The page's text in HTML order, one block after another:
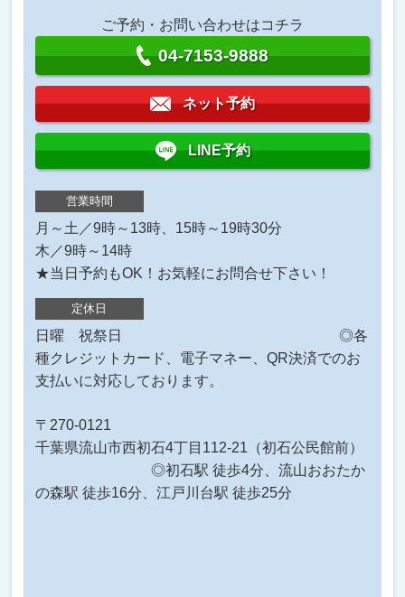
ご予約・お問い合わせはコチラ
04-7153-9888
ネット予約
LINE予約
営業時間
月～土／9時～13時、15時～19時30分
木／9時～14時
★当日予約もOK！お気軽にお問合せ下さい！
定休日
日曜 祝祭日 ◎各
種クレジットカード、電子マネー、QR決済でのお
支払いに対応しております。
〒270-0121
千葉県流山市西初石4丁目112-21（初石公民館前）
◎初石駅 徒歩4分、流山おおたか
の森駅 徒歩16分、江戸川台駅 徒歩25分